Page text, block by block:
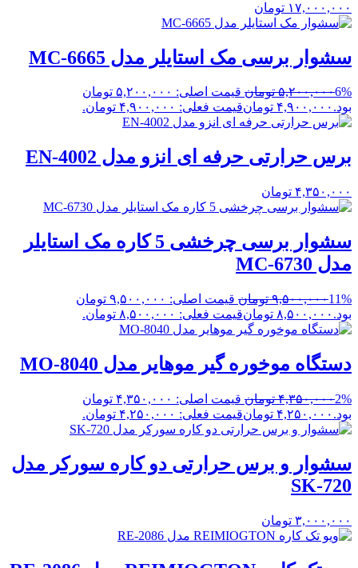
۱۷,۰۰۰,۰۰۰ تومان
سشوار برسی مک استایلر مدل MC-6665
6%۵,۲۰۰,۰۰۰ تومان
قیمت اصلی: ۵,۲۰۰,۰۰۰ تومان
بود. ۴,۹۰۰,۰۰۰ تومانقیمت فعلی: ۴,۹۰۰,۰۰۰ تومان.
برس حرارتی حرفه ای انزو مدل EN-4002
۴,۳۵۰,۰۰۰ تومان
سشوار برسی چرخشی 5 کاره مک استایلر
مدل MC-6730
11%۹,۵۰۰,۰۰۰ تومان
قیمت اصلی: ۹,۵۰۰,۰۰۰ تومان
بود. ۸,۵۰۰,۰۰۰ تومانقیمت فعلی: ۸,۵۰۰,۰۰۰ تومان.
دستگاه موخوره گیر موهایر مدل MO-8040
2%۴,۳۵۰,۰۰۰ تومان
قیمت اصلی: ۴,۳۵۰,۰۰۰ تومان
بود. ۴,۲۵۰,۰۰۰ تومانقیمت فعلی: ۴,۲۵۰,۰۰۰ تومان.
سشوار و برس حرارتی دو کاره سورکر مدل
SK-720
۳,۰۰۰,۰۰۰ تومان